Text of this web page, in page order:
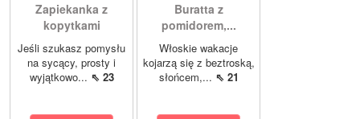
Zapiekanka z
kopytkami
Jeśli szukasz pomysłu
na sycący, prosty i
wyjątkowo... ⇖ 23
Buratta z
pomidorem,...
Włoskie wakacje
kojarzą się z beztroską,
słońcem,... ⇖ 21